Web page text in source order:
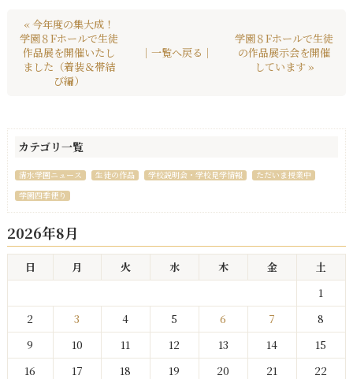
« 今年度の集大成！
学園８Fホールで生徒
作品展を開催いたし
ました（着装＆帯結
び編）
｜一覧へ戻る｜
学園８Fホールで生徒
の作品展示会を開催
しています »
カテゴリ一覧
清水学園ニュース 生徒の作品 学校説明会・学校見学情報
ただいま授業中
学園四季便り
2026年8月
日 月 火 水 木 金 土
1
2
3 4 5 6 7
8
9
10 11 12 13 14
15
16
17 18 19 20 21
22